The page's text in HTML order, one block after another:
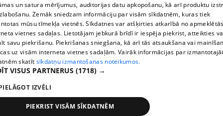
Reproduction, or distribution of 1188 database, its parts or the
information contained in the database, or parts of information in
any form is strictly prohibited. Also automatic download is
prohibited. Reproduction of any material published on the
website 1188 is strictly forbidden without the editorial license of
1188 website.
Vortal assistance service: e-mail -
ElaboratedSIA Helio Media2004-2026
un satura mērījumus, auditorijas datu apkopošanu, kā arī produktu
Zemāk sniedzam informāciju par visām sīkdatnēm, kuras tiek
mūsu tīmekļa vietnēs. Sīkdatnes var atšķirties atkarībā no
vietnes sadaļas. Lietotājam jebkurā brīdī ir iespēja piekrist, atteikties
savu piekrišanu. Piekrišanas sniegšana, kā arī tās atsaukšana vai
uz visām interneta vietnes sadaļām. Vairāk informācijas par
skatīt sīkdatņu izmantošanas noteikumos.
VISUS PARTNERUS (1718) →
IZVĒLI
PIEKRIST VISĀM SĪKDATNĒM